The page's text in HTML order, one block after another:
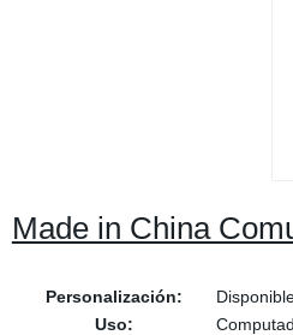
Made in China
Personalización:
Uso: